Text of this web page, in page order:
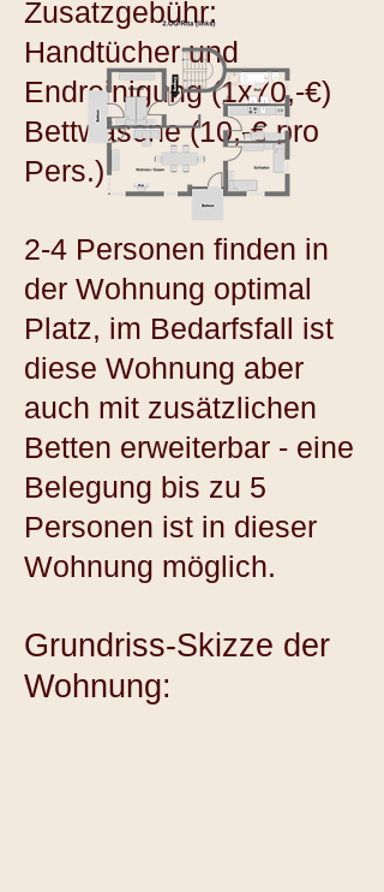
Zusatzgebühr:
Handtücher und
Endreinigung (1x70,-€)
Bettwäsche (10,-€pro
Pers.)
2-4 Personen finden in
der Wohnung optimal
Platz, im Bedarfsfall ist
diese Wohnung aber
auch mit zusätzlichen
Betten erweiterbar - eine
Belegung bis zu 5
Personen ist in dieser
Wohnung möglich.
Grundriss-Skizze der
Wohnung: